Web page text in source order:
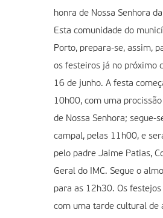
honra de Nossa Senhora
Esta comunidade do
Porto, prepara-se, assim,
os festeiros já no próximo
16 de junho. A festa
10h00, com uma
de Nossa Senhora; segue-
campal, pelas 11h00, e
pelo padre Jaime Patias,
Geral do IMC. Segue o
para as 12h30. Os
com uma tarde cultural de